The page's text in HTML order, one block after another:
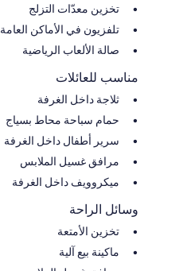
تخزين معدّات التزلج
تلفزيون في الأماكن العامة
صالة الألعاب الرياضية
مناسب للعائلات
ثلاجة داخل الغرفة
حمام سباحة محاط بسياج
سرير أطفال داخل الغرفة
مرافق غسيل الملابس
ميكروويف داخل الغرفة
وسائل الراحة
تخزين الأمتعة
ماكينة بيع آلية